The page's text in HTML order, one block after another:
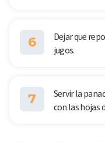
6
Dejar que
jugos.
7
Servir la
con las hojas